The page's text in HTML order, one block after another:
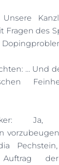
Unsere
Fragen des
… Und
der